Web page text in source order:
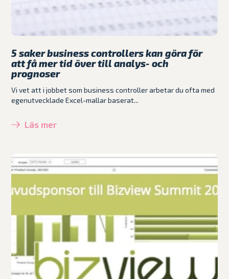
5 saker business controllers kan göra för
att få mer tid över till analys- och
prognoser
Vi vet att i jobbet som business controller arbetar du ofta med
egenutvecklade Excel-mallar baserat...
Läs mer